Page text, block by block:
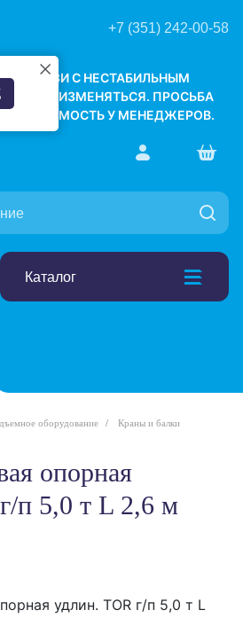
+7 (351) 242-00-58
В СВЯЗИ С НЕСТАБИЛЬНЫМ
МОГУТ ИЗМЕНЯТЬСЯ. ПРОСЬБА
СТОИМОСТЬ У МЕНЕДЖЕРОВ.
Каталог
оборудование
Краны и балки
п 5,0 т L 2,6 м